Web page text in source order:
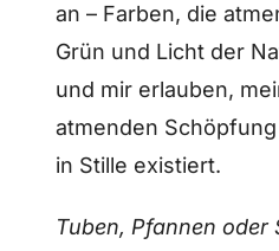
an – Farben, die
Grün und Licht der
und mir erlauben,
atmenden
in Stille existiert.
Tuben, Pfannen oder